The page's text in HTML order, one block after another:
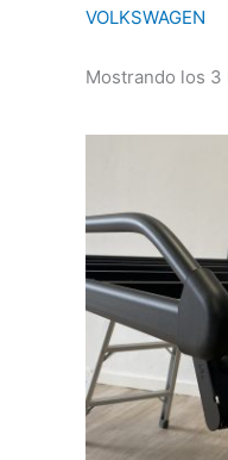
VOLKSWAGEN
Mostrando los 3
€380.00.